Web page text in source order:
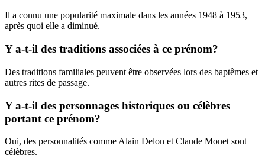
Il a connu une popularité maximale dans les années 1948 à 1953,
après quoi elle a diminué.
Y a-t-il des traditions associées à ce prénom?
Des traditions familiales peuvent être observées lors des baptêmes et
autres rites de passage.
Y a-t-il des personnages historiques ou célèbres
portant ce prénom?
Oui, des personnalités comme Alain Delon et Claude Monet sont
célèbres.